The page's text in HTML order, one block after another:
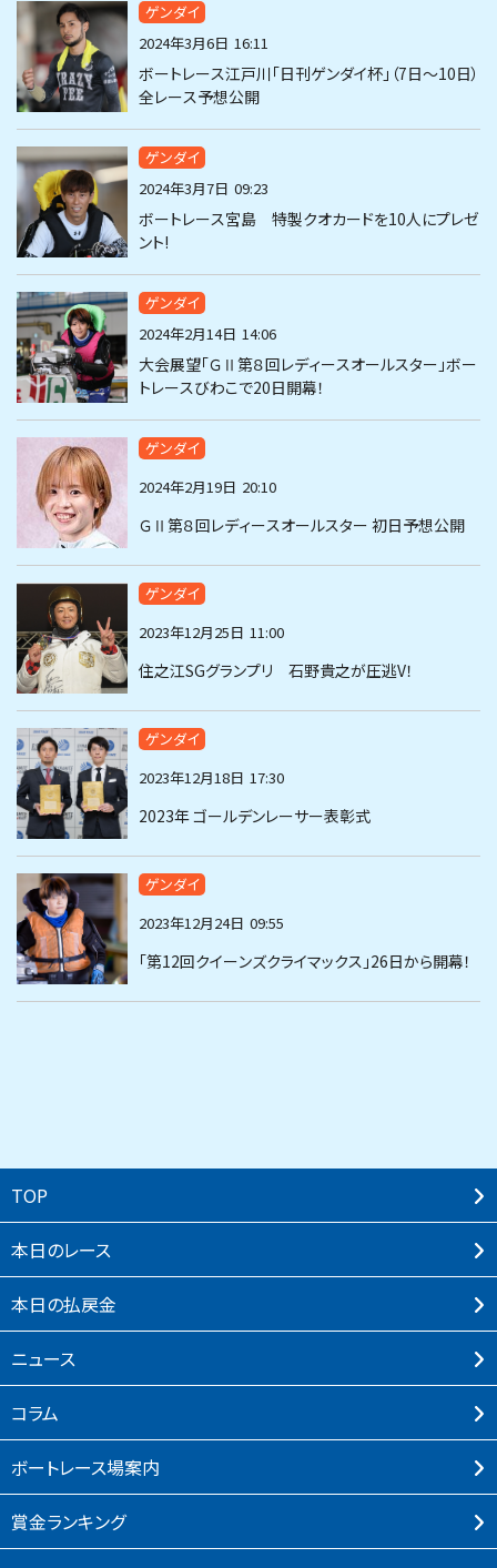
ゲンダイ
2024年3月6日 16:11
ボートレース江戸川「日刊ゲンダイ杯」（7日～10日）
全レース予想公開
ゲンダイ
2024年3月7日 09:23
ボートレース宮島 特製クオカードを10人にプレゼ
ント!
ゲンダイ
2024年2月14日 14:06
大会展望「ＧⅡ第８回レディースオールスター」ボー
トレースびわこで20日開幕！
ゲンダイ
2024年2月19日 20:10
ＧⅡ第８回レディースオールスター 初日予想公開
ゲンダイ
2023年12月25日 11:00
住之江SGグランプリ 石野貴之が圧逃V！
ゲンダイ
2023年12月18日 17:30
2023年 ゴールデンレーサー表彰式
ゲンダイ
2023年12月24日 09:55
「第12回クイーンズクライマックス」26日から開幕！
TOP
本⽇のレース
本⽇の払戻⾦
ニュース
コラム
ボートレース場案内
賞⾦ランキング